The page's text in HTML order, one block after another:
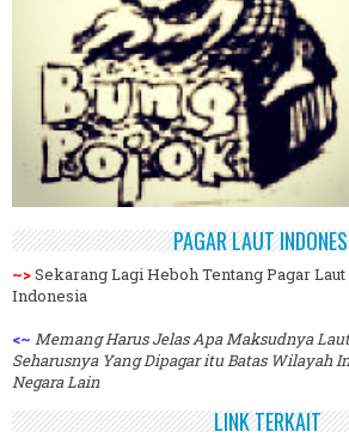
PAGAR LAUT
~>Sekarang Lagi Heboh Tentang Pagar
Indonesia
<~ Memang Harus Jelas Apa Maksudnya
Seharusnya Yang Dipagar itu Batas Wilayah
Negara Lain
LINK TERKAIT